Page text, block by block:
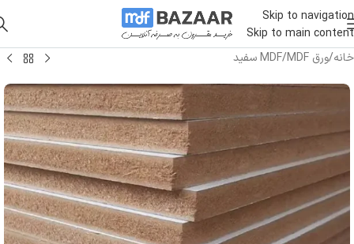
Skip to navigation
Skip to main content
خانه/ورق MDF /MDF سفید